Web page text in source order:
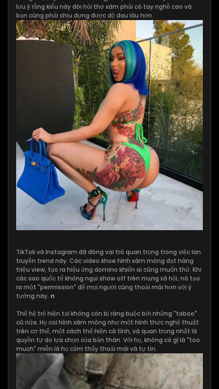
lưu ý rằng kiểu này đòi hỏi thợ xăm phải có tay nghề cao và
bạn cũng phải chịu đựng được độ đau lâu hơn.
TikTok và Instagram đã đóng vai trò quan trọng trong việc lan
truyền trend này. Các video khoe hình xăm mông đạt hàng
triệu view, tạo ra hiệu ứng domino khiến ai cũng muốn thử. Khi
các sao quốc tế không ngại show off trên mạng xã hội, nó tạo
ra một "permission" để mọi người cũng thoải mái hơn với ý
tưởng này. n
Thế hệ trẻ hiện tại không còn bị ràng buộc bởi những "taboo"
cũ nữa. Họ coi hình xăm mông như một hình thức nghệ thuật
trên cơ thể, một cách thể hiện cá tính, và quan trọng nhất là
quyền tự do lựa chọn của bản thân. Với họ, không có gì là "too
much" miễn là họ cảm thấy thoải mái và tự tin.